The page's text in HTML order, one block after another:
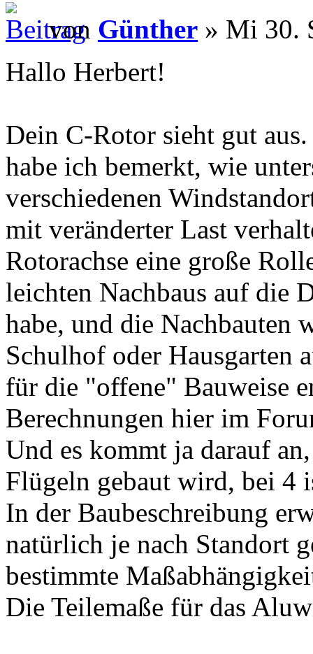
von Günther » Mi 30.
Hallo Herbert!
Dein C-Rotor sieht gut
habe ich bemerkt, wie
verschiedenen
mit veränderter Last
Rotorachse eine große
leichten Nachbaus auf die
habe, und die Nachbauten
Schulhof oder Hausgarten
für die "offene" Bauweise
Berechnungen hier im
Und es kommt ja darauf
Flügeln gebaut wird, bei 4
In der Baubeschreibung
natürlich je nach Standort
bestimmte
Die Teilemaße für das